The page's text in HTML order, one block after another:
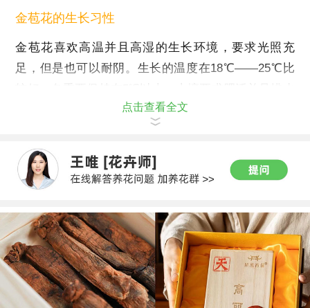
金苞花的生长习性
金苞花喜欢高温并且高湿的生长环境，要求光照充
足，但是也可以耐阴。生长的温度在18℃——25℃比
点击查看全文